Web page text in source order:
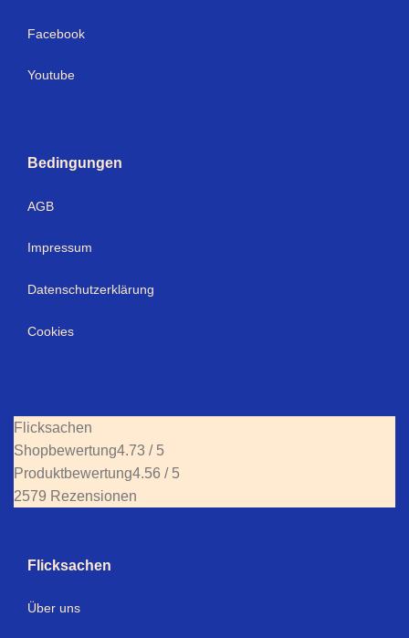
Facebook
Youtube
Bedingungen
AGB
Impressum
Datenschutzerklärung
Cookies
Flicksachen
Shopbewertung4.73 / 5
Produktbewertung4.56 / 5
2579 Rezensionen
Flicksachen
Über uns